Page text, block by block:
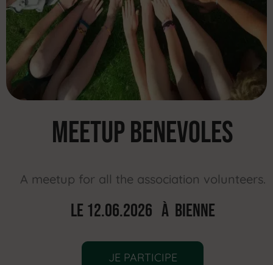
MEETUP BENEVOLES
A meetup for all the association volunteers.
Le 12.06.2026 À Bienne
JE PARTICIPE